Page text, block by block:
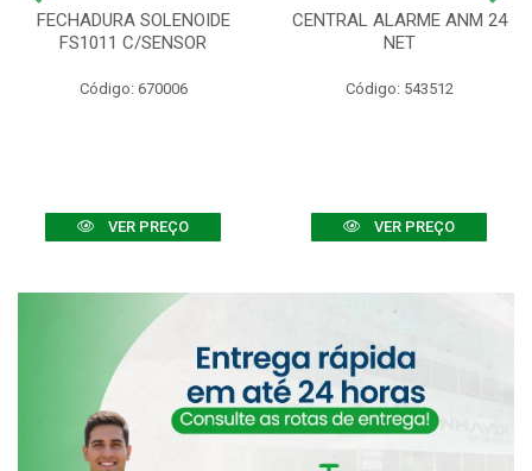
FECHADURA SOLENOIDE
FS1011 C/SENSOR
Código: 670006
VER PREÇO
CENTRAL ALARME ANM 24
NET
Código: 543512
VER PREÇO